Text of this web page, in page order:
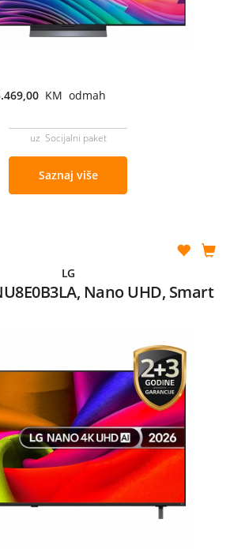
KM odmah
uz Socijalni paket
Saznaj više
LG
Nano UHD, Smart